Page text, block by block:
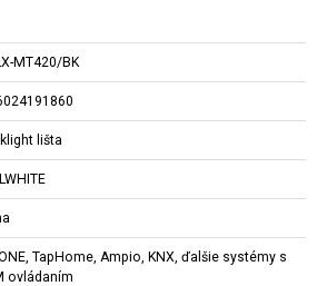
MT420/BK
lišta
TapHome, Ampio, KNX, ďalšie systémy s
ovládaním